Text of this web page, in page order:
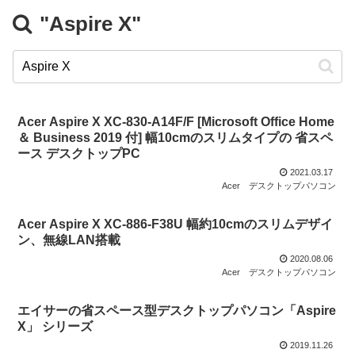
"Aspire X"
Acer Aspire X XC-830-A14F/F [Microsoft Office Home
＆ Business 2019 付] 幅10cmのスリムタイプの 省スペ
ース デスクトップPC
2021.03.17
Acer
デスクトップパソコン
Acer Aspire X XC-886-F38U 幅約10cmのスリムデザイ
ン、無線LAN搭載
2020.08.06
Acer
デスクトップパソコン
エイサーの省スペース型デスクトップパソコン「Aspire
X」 シリーズ
2019.11.26